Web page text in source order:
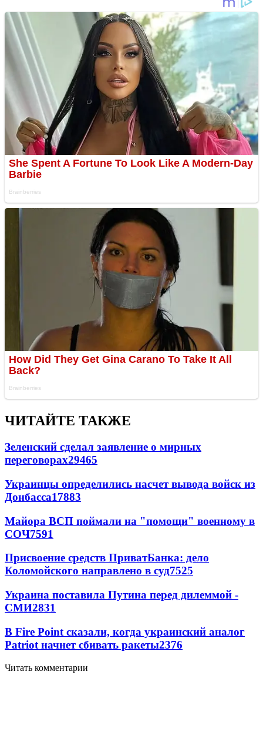
ЧИТАЙТЕ ТАКЖЕ
Зеленский сделал заявление о мирных
переговорах29465
Украинцы определились насчет вывода войск из
Донбасса17883
Майора ВСП поймали на "помощи" военному в
СОЧ7591
Присвоение средств ПриватБанка: дело
Коломойского направлено в суд7525
Украина поставила Путина перед дилеммой -
СМИ2831
В Fire Point сказали, когда украинский аналог
Patriot начнет сбивать ракеты2376
Читать комментарии